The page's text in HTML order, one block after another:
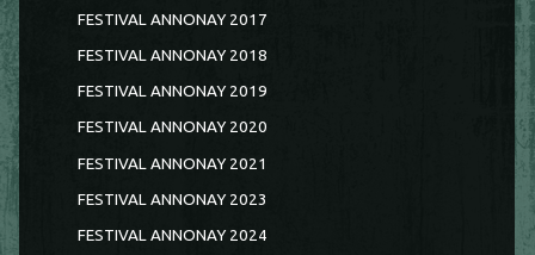
FESTIVAL ANNONAY 2017
FESTIVAL ANNONAY 2018
FESTIVAL ANNONAY 2019
FESTIVAL ANNONAY 2020
FESTIVAL ANNONAY 2021
FESTIVAL ANNONAY 2023
FESTIVAL ANNONAY 2024